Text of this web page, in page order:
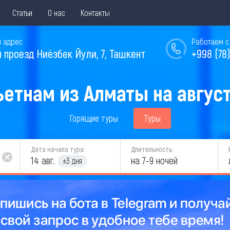
Статьи О нас Контакты
Работаем с
+998
проезд Ниёзбек Йули, 7, Ташкент
из Алматы на
Горящие туры Туры
Дата начала тура:
14 авг. ±3 дня
Длительность:
на 7-9 ночей